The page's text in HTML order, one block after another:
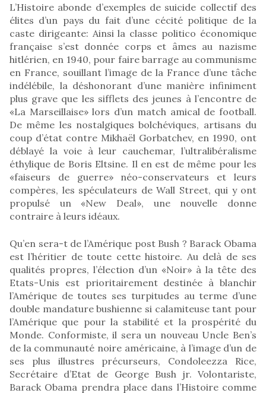
L’Histoire abonde d’exemples de suicide collectif des
élites d’un pays du fait d’une cécité politique de la
caste dirigeante: Ainsi la classe politico économique
française s’est donnée corps et âmes au nazisme
hitlérien, en 1940, pour faire barrage au communisme
en France, souillant l’image de la France d’une tâche
indélébile, la déshonorant d’une manière infiniment
plus grave que les sifflets des jeunes à l’encontre de
«La Marseillaise» lors d’un match amical de football.
De même les nostalgiques bolchéviques, artisans du
coup d’état contre Mikhaël Gorbatchev, en 1990, ont
déblayé la voie à leur cauchemar, l’ultralibéralisme
éthylique de Boris Eltsine. Il en est de même pour les
«faiseurs de guerre» néo-conservateurs et leurs
compères, les spéculateurs de Wall Street, qui y ont
propulsé un «New Deal», une nouvelle donne
contraire à leurs idéaux.
Qu’en sera-t de l’Amérique post Bush ? Barack Obama
est l’héritier de toute cette histoire. Au delà de ses
qualités propres, l’élection d’un «Noir» à la tête des
Etats-Unis est prioritairement destinée à blanchir
l’Amérique de toutes ses turpitudes au terme d’une
double mandature bushienne si calamiteuse tant pour
l’Amérique que pour la stabilité et la prospérité du
Monde. Conformiste, il sera un nouveau Uncle Ben’s
de la communauté noire américaine, à l’image d’un de
ses plus illustres précurseurs, Condoleezza Rice,
Secrétaire d’Etat de George Bush jr. Volontariste,
Barack Obama prendra place dans l’Histoire comme